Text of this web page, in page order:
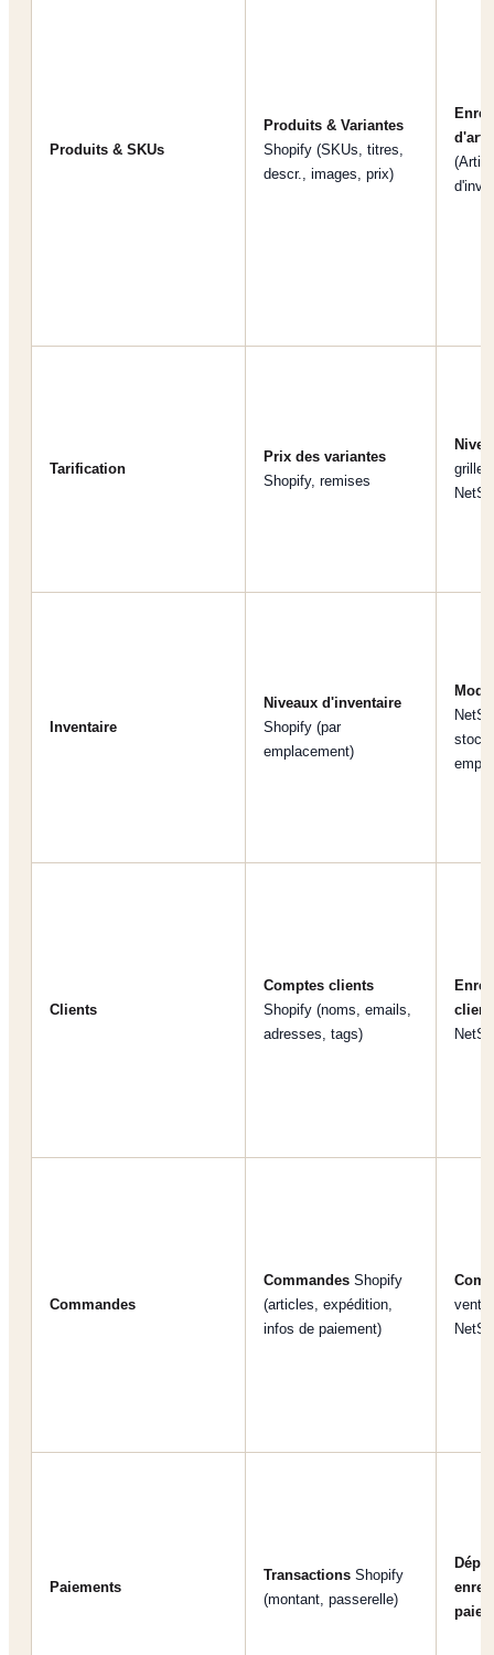
Produits & SKUs
Produits & Variantes
Shopify (SKUs, titres,
descr., images, prix)
Tarification
Prix des variantes
Shopify, remises
Inventaire
Niveaux d'inventaire
Shopify (par
emplacement)
stock
Clients
Comptes clients
Shopify (noms, emails,
adresses, tags)
Commandes
Commandes Shopify
(articles, expédition,
infos de paiement)
vente
Paiements
Transactions Shopify
(montant, passerelle)